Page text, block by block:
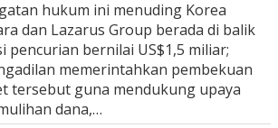
hukum ini menuding Korea
dan Lazarus Group berada di balik
pencurian bernilai US$1,5 miliar;
memerintahkan pembekuan
tersebut guna mendukung upaya
dana,…